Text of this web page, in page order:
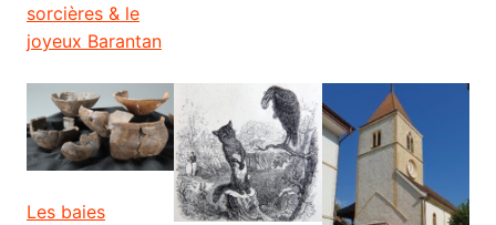
sorcières & le
joyeux Barantan
Les baies